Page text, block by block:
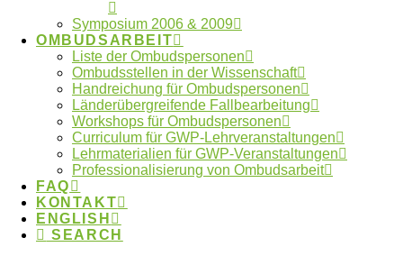
Symposium 2006 & 2009
OMBUDSARBEIT
Liste der Ombudspersonen
Ombudsstellen in der Wissenschaft
Handreichung für Ombudspersonen
Länderübergreifende Fallbearbeitung
Workshops für Ombudspersonen
Curriculum für GWP-Lehrveranstaltungen
Lehrmaterialien für GWP-Veranstaltungen
Professionalisierung von Ombudsarbeit
FAQ
KONTAKT
ENGLISH
SEARCH
Neueste Artikel
Beitrag im Laborjournal zur Fehlerkultur in der
Wissenschaft
Anmeldung digitaler Workshoptag 2026
geöffnet
Anmeldung digitaler Workshoptag 2026
Jahresbericht 2025 des OWID online
Athens Statement: Empfehlungen für
verantwortungsbewusste transdisziplinäre
Forschung veröffentlicht